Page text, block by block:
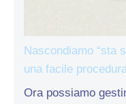
Nascondiamo “sta
una facile procedura
Ora possiamo